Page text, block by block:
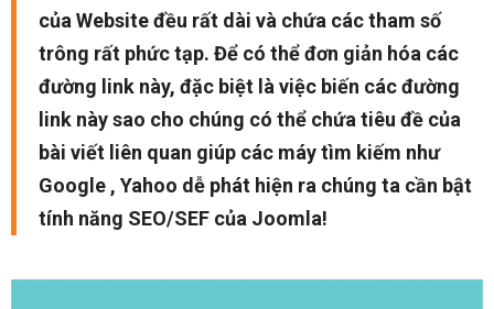
của Website đều rất dài và chứa các tham số
trông rất phức tạp. Để có thể đơn giản hóa các
đường link này, đặc biệt là việc biến các đường
link này sao cho chúng có thể chứa tiêu đề của
bài viết liên quan giúp các máy tìm kiếm như
Google , Yahoo dễ phát hiện ra chúng ta cần bật
tính năng SEO/SEF của Joomla!